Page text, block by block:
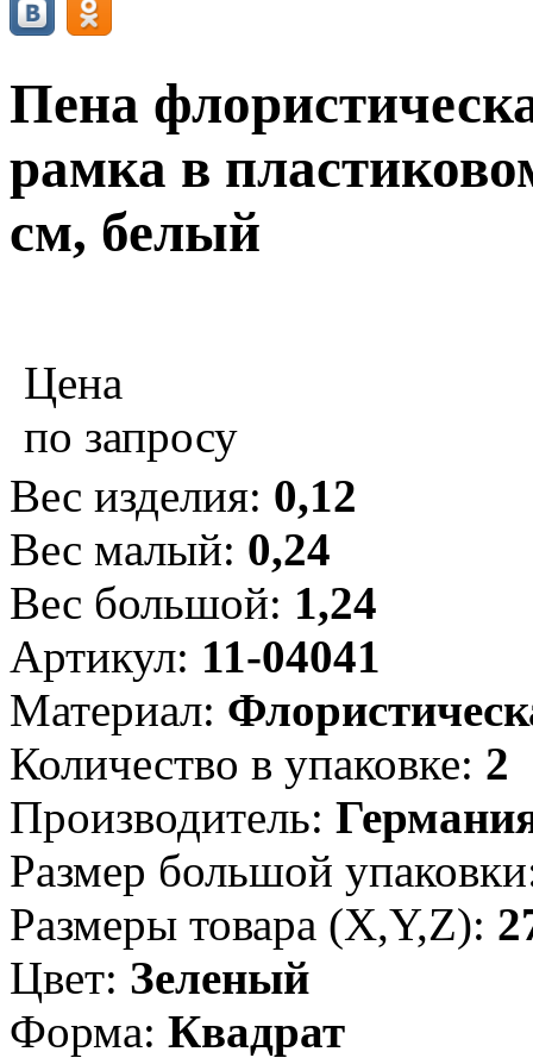
Пена
рамка в
см, белый
Цена
по запросу
Вес изделия: 0,12
Вес малый: 0,24
Вес большой: 1,24
Артикул: 11-04041
Материал:
Количество в упаковке: 2
Производитель:
Размер большой
Размеры товара (X,Y,Z):
Цвет: Зеленый
Форма: Квадрат